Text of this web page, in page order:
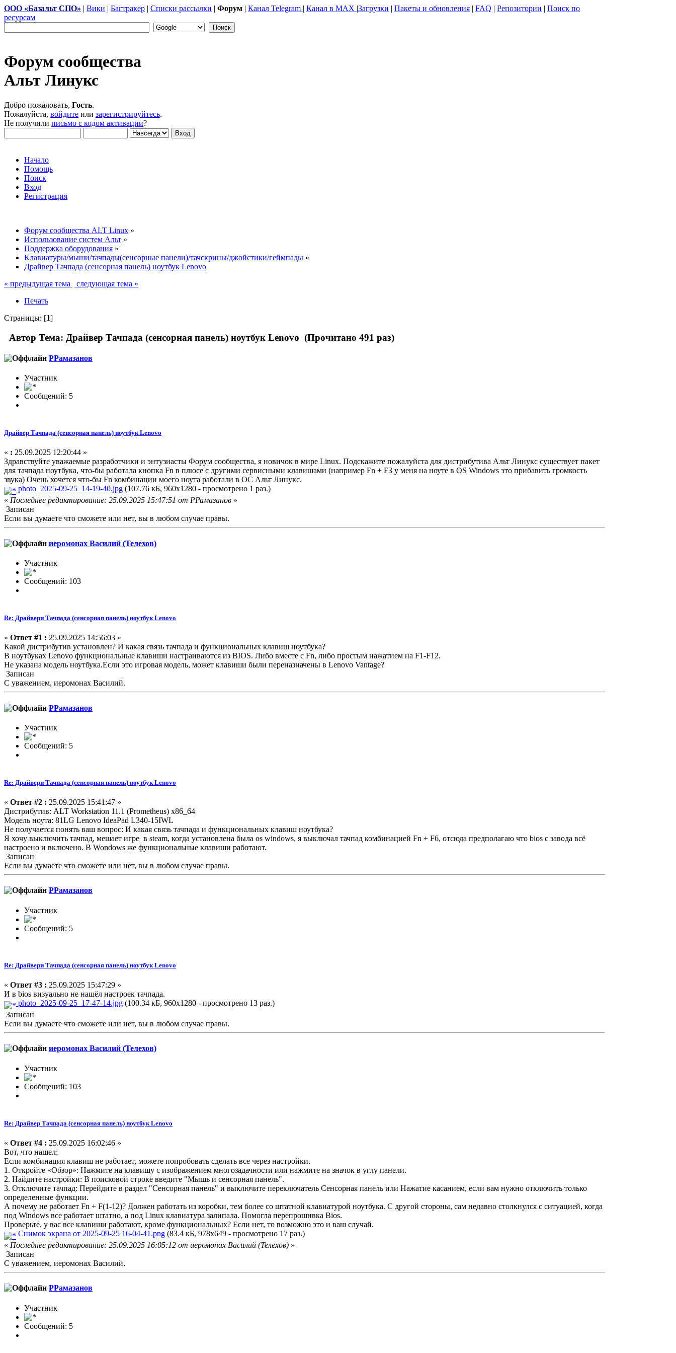
ООО «Базальт СПО» | Вики | Багтракер | Списки рассылки | Форум | Канал Telegram | Канал в MAX |Загрузки | Пакеты и обновления | FAQ | Репозитории | Поиск по
ресурсам
Форум сообщества
Альт Линукс
Добро пожаловать, Гость.
Пожалуйста, войдите или зарегистрируйтесь.
Не получили письмо с кодом активации?
Начало
Помощь
Поиск
Вход
Регистрация
Форум сообщества ALT Linux »
Использование систем Альт »
Поддержка оборудования »
Клавиатуры/мыши/тачпады(сенсорные панели)/тачскрины/джойстики/геймпады »
Драйвер Тачпада (сенсорная панель) ноутбук Lenovo
« предыдущая тема
следующая тема »
Печать
Страницы: [1]
Автор Тема: Драйвер Тачпада (сенсорная панель) ноутбук Lenovo (Прочитано 491 раз)
РРамазанов
Участник
Сообщений: 5
Драйвер Тачпада (сенсорная панель) ноутбук Lenovo
« : 25.09.2025 12:20:44 »
Здравствуйте уважаемые разработчики и энтузиасты Форум сообщества, я новичок в мире Linux. Подскажите пожалуйста для дистрибутива Альт Линукс существует пакет
для тачпада ноутбука, что-бы работала кнопка Fn в плюсе с другими сервисными клавишами (например Fn + F3 у меня на ноуте в OS Windows это прибавить громкость
звука) Очень хочется что-бы Fn комбинации моего ноута работали в ОС Альт Линукс.
photo_2025-09-25_14-19-40.jpg (107.76 кБ, 960x1280 - просмотрено 1 раз.)
« Последнее редактирование: 25.09.2025 15:47:51 от РРамазанов »
Записан
Если вы думаете что сможете или нет, вы в любом случае правы.
иеромонах Василий (Телехов)
Участник
Сообщений: 103
Re: Драйвери Тачпада (сенсорная панель) ноутбук Lenovo
« Ответ #1 : 25.09.2025 14:56:03 »
Какой дистрибутив установлен? И какая связь тачпада и функциональных клавиш ноутбука?
В ноутбуках Lenovo функциональные клавиши настраиваются из BIOS. Либо вместе с Fn, либо простым нажатием на F1-F12.
Не указана модель ноутбука.Если это игровая модель, может клавиши были переназначены в Lenovo Vantage?
Записан
С уважением, иеромонах Василий.
РРамазанов
Участник
Сообщений: 5
Re: Драйвери Тачпада (сенсорная панель) ноутбук Lenovo
« Ответ #2 : 25.09.2025 15:41:47 »
Дистрибутив: ALT Workstation 11.1 (Prometheus) x86_64
Модель ноута: 81LG Lenovo IdeaPad L340-15IWL
Не получается понять ваш вопрос: И какая связь тачпада и функциональных клавиш ноутбука?
Я хочу выключить тачпад, мешает игре в steam, когда установлена была os windows, я выключал тачпад комбинацией Fn + F6, отсюда предполагаю что bios c завода всё
настроено и включено. В Wondows же функциональные клавиши работают.
Записан
Если вы думаете что сможете или нет, вы в любом случае правы.
РРамазанов
Участник
Сообщений: 5
Re: Драйвери Тачпада (сенсорная панель) ноутбук Lenovo
« Ответ #3 : 25.09.2025 15:47:29 »
И в bios визуально не нашёл настроек тачпада.
photo_2025-09-25_17-47-14.jpg (100.34 кБ, 960x1280 - просмотрено 13 раз.)
Записан
Если вы думаете что сможете или нет, вы в любом случае правы.
иеромонах Василий (Телехов)
Участник
Сообщений: 103
Re: Драйвер Тачпада (сенсорная панель) ноутбук Lenovo
« Ответ #4 : 25.09.2025 16:02:46 »
Вот, что нашел:
Если комбинация клавиш не работает, можете попробовать сделать все через настройки.
1. Откройте «Обзор»: Нажмите на клавишу с изображением многозадачности или нажмите на значок в углу панели.
2. Найдите настройки: В поисковой строке введите "Мышь и сенсорная панель".
3. Отключите тачпад: Перейдите в раздел "Сенсорная панель" и выключите переключатель Сенсорная панель или Нажатие касанием, если вам нужно отключить только
определенные функции.
А почему не работает Fn + F(1-12)? Должен работать из коробки, тем более со штатной клавиатурой ноутбука. С другой стороны, сам недавно столкнулся с ситуацией, когда
под Windows все работает штатно, а под Linux клавиатура залипала. Помогла перепрошивка Bios.
Проверьте, у вас все клавиши работают, кроме функциональных? Если нет, то возможно это и ваш случай.
Снимок экрана от 2025-09-25 16-04-41.png (83.4 кБ, 978x649 - просмотрено 17 раз.)
« Последнее редактирование: 25.09.2025 16:05:12 от иеромонах Василий (Телехов) »
Записан
С уважением, иеромонах Василий.
РРамазанов
Участник
Сообщений: 5